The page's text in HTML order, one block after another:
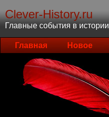
Clever-History.ru
Главные события в истории
Главная Новое